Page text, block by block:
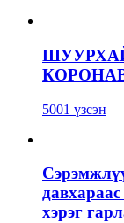
ШУУРХАЙ:
5001 үзсэн
хэрэг